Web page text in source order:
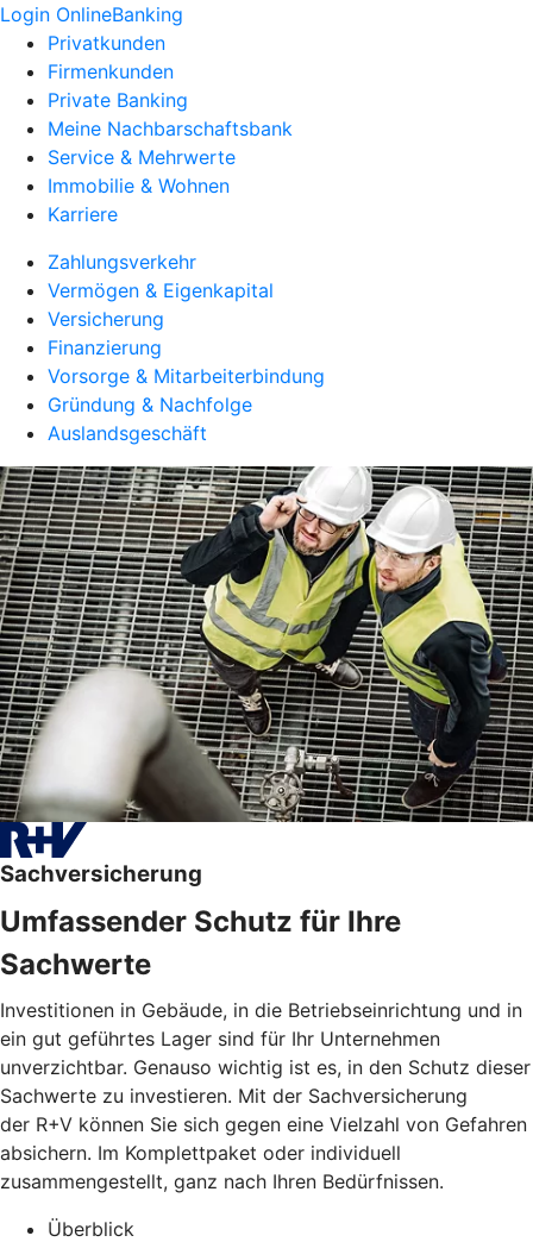
Login OnlineBanking
Privatkunden
Firmenkunden
Private Banking
Meine Nachbarschaftsbank
Service & Mehrwerte
Immobilie & Wohnen
Karriere
Zahlungsverkehr
Vermögen & Eigenkapital
Versicherung
Finanzierung
Vorsorge & Mitarbeiterbindung
Gründung & Nachfolge
Auslandsgeschäft
Sachversicherung
Umfassender Schutz für Ihre
Sachwerte
Investitionen in Gebäude, in die Betriebseinrichtung und in
ein gut geführtes Lager sind für Ihr Unternehmen
unverzichtbar. Genauso wichtig ist es, in den Schutz dieser
Sachwerte zu investieren. Mit der Sachversicherung
der R+V können Sie sich gegen eine Vielzahl von Gefahren
absichern. Im Komplettpaket oder individuell
zusammengestellt, ganz nach Ihren Bedürfnissen.
Überblick